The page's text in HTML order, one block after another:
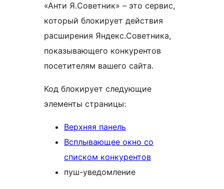
«Анти Я.Советник» – это сервис,
который блокирует действия
расширения Яндекс.Советника,
показывающего конкурентов
посетителям вашего сайта.
Код блокирует следующие
элементы страницы:
Верхняя панель
Всплывающее окно со
списком конкурентов
пуш-уведомление